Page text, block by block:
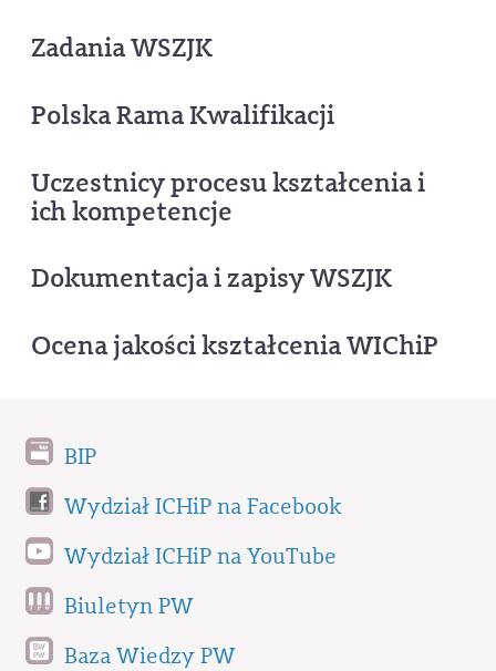
Zadania WSZJK
Polska Rama Kwalifikacji
Uczestnicy procesu kształcenia i
ich kompetencje
Dokumentacja i zapisy WSZJK
Ocena jakości kształcenia WIChiP
BIP
Wydział ICHiP na Facebook
Wydział ICHiP na YouTube
Biuletyn PW
Baza Wiedzy PW